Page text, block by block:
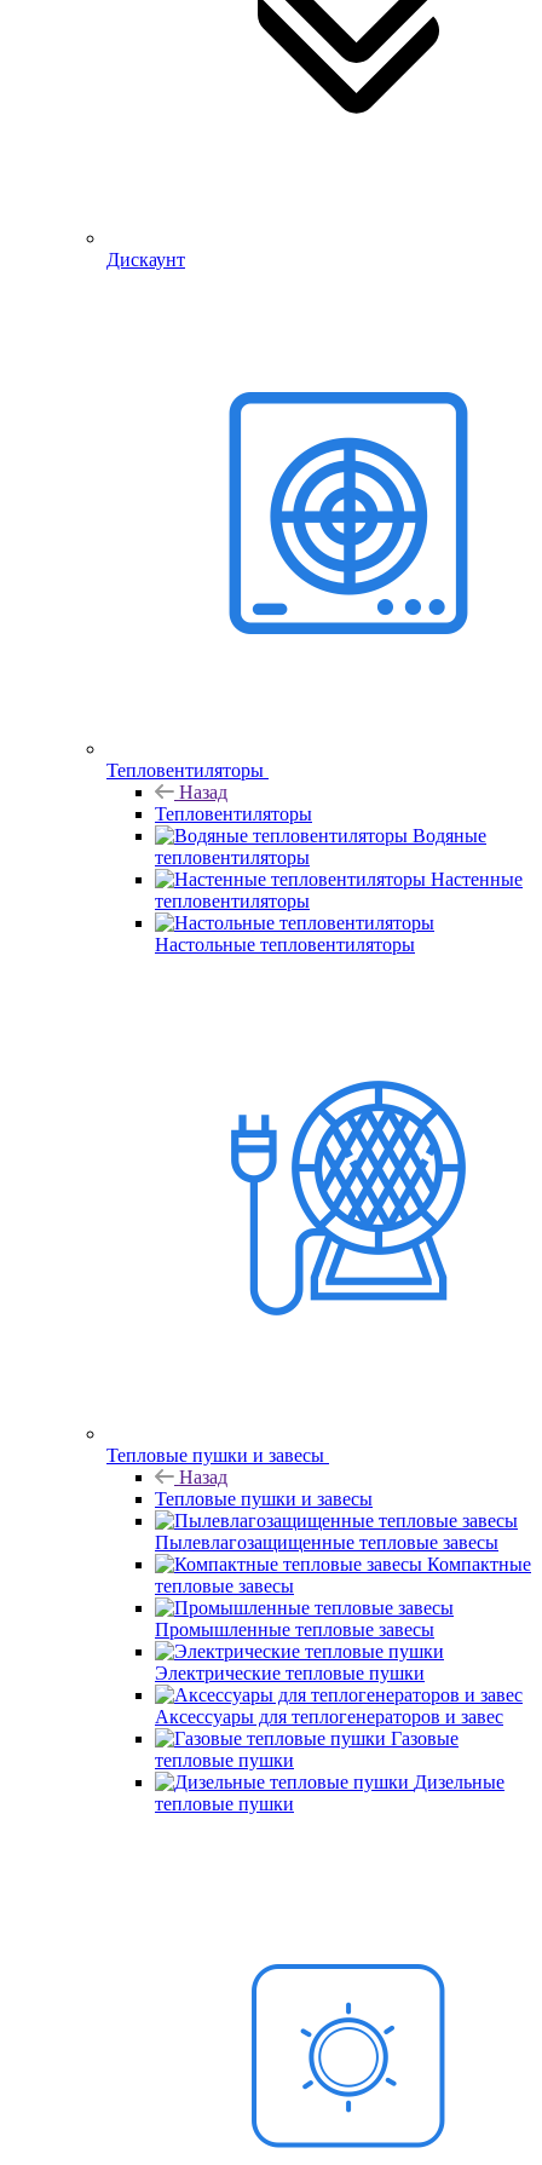
Дискаунт
Тепловентиляторы
Назад
Тепловентиляторы
Водяные
тепловентиляторы
Настенные
тепловентиляторы
Настольные тепловентиляторы
Тепловые пушки и завесы
Назад
Тепловые пушки и завесы
Пылевлагозащищенные тепловые завесы
Компактные
тепловые завесы
Промышленные тепловые завесы
Электрические тепловые пушки
Аксессуары для теплогенераторов и завес
Газовые
тепловые пушки
Дизельные
тепловые пушки